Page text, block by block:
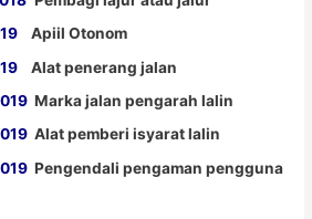
Apiil Otonom
Alat penerang jalan
Marka jalan pengarah lalin
Alat pemberi isyarat lalin
Pengendali pengaman pengguna